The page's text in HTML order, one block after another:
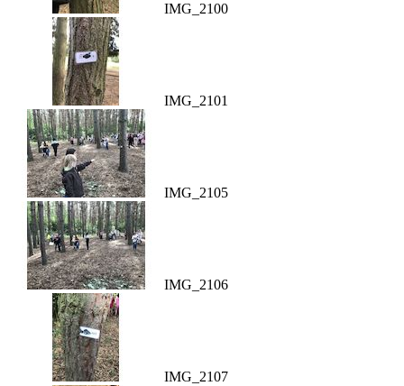
IMG_2100
IMG_2101
IMG_2105
IMG_2106
IMG_2107